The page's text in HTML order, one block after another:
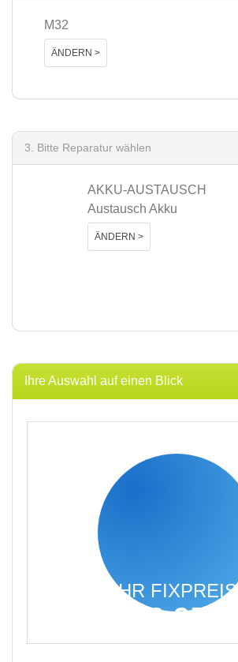
M32
ÄNDERN >
3. Bitte Reparatur wählen
AKKU-AUSTAUSCH
Austausch Akku
ÄNDERN >
Ihre Auswahl auf einen Blick
IHR FIXPREIS
59,95